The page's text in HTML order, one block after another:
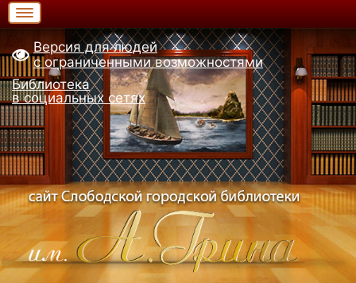
Версия для людей
с ограниченными возможностями
Библиотека
в социальных сетях